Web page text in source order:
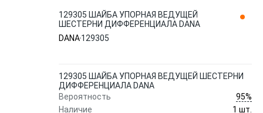
129305 ШАЙБА УПОРНАЯ ВЕДУЩЕЙ
ШЕСТЕРНИ ДИФФЕРЕНЦИАЛА DANA
DANA129305
129305 ШАЙБА УПОРНАЯ ВЕДУЩЕЙ ШЕСТЕРНИ
ДИФФЕРЕНЦИАЛА DANA
Вероятность
95%
Наличие
1 шт.